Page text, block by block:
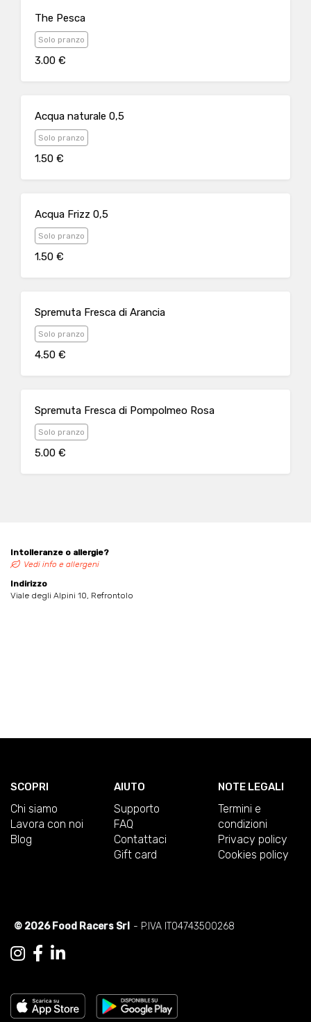
The Pesca
Solo pranzo
3.00 €
Acqua naturale 0,5
Solo pranzo
1.50 €
Acqua Frizz 0,5
Solo pranzo
1.50 €
Spremuta Fresca di Arancia
Solo pranzo
4.50 €
Spremuta Fresca di Pompolmeo Rosa
Solo pranzo
5.00 €
Intolleranze o allergie?
Vedi info e allergeni
Indirizzo
Viale degli Alpini 10, Refrontolo
SCOPRI
Chi siamo
Lavora con noi
Blog
AIUTO
Supporto
FAQ
Contattaci
Gift card
NOTE LEGALI
Termini e
condizioni
Privacy policy
Cookies policy
© 2026 Food Racers Srl - P.IVA IT04743500268